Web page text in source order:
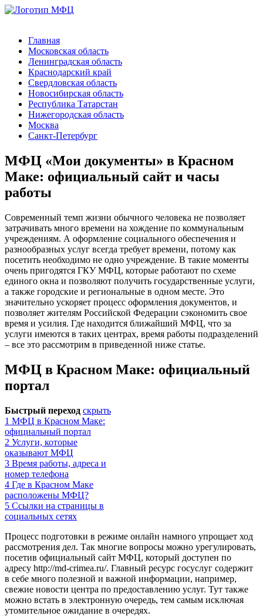
Главная
Московская область
Ленинградская область
Краснодарский край
Свердловская область
Новосибирская область
Республика Татарстан
Нижегородская область
Москва
Санкт-Петербург
МФЦ «Мои документы» в Красном
Маке: официальный сайт и часы
работы
Современный темп жизни обычного человека не позволяет
затрачивать много времени на хождение по коммунальным
учреждениям. А оформление социального обеспечения и
разнообразных услуг всегда требует времени, потому как
посетить необходимо не одно учреждение. В такие моменты
очень пригодятся ГКУ МФЦ, которые работают по схеме
единого окна и позволяют получить государственные услуги,
а также городские и региональные в одном месте. Это
значительно ускоряет процесс оформления документов, и
позволяет жителям Российской Федерации сэкономить свое
время и усилия. Где находится ближайший МФЦ, что за
услуги имеются в таких центрах, время работы подразделений
– все это рассмотрим в приведенной ниже статье.
МФЦ в Красном Маке: официальный
портал
Быстрый переход скрыть
1 МФЦ в Красном Маке:
официальный портал
2 Услуги, которые
оказывают МФЦ
3 Время работы, адреса и
номер телефона
4 Где в Красном Маке
расположены МФЦ?
5 Ссылки на страницы в
социальных сетях
Процесс подготовки в режиме онлайн намного упрощает ход
рассмотрения дел. Так многие вопросы можно урегулировать,
посетив официальный сайт МФЦ, который доступен по
адресу http://md-crimea.ru/. Главный ресурс госуслуг содержит
в себе много полезной и важной информации, например,
свежие новости центра по предоставлению услуг. Тут также
можно встать в электронную очередь, тем самым исключая
утомительное ожидание в очередях.